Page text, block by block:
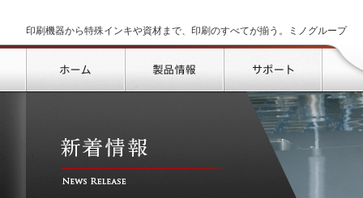
印刷機器から特殊インキや資材まで、印刷のすべてが揃う。ミノグループ
トップ
製品情報 サポート